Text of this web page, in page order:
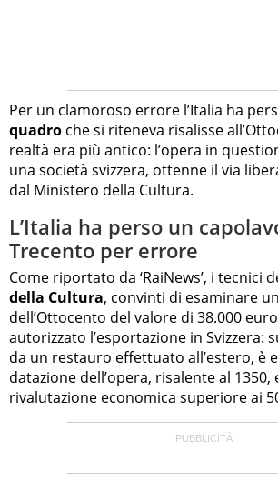
Per un clamoroso errore l’Italia ha
quadro che si riteneva risalisse
realtà era più antico: l’opera in
una società svizzera, ottenne il via
dal Ministero della Cultura.
L’Italia ha perso un
Trecento per errore
Come riportato da ‘RaiNews’, i tecnici
della Cultura, convinti di esaminare
dell’Ottocento del valore di 38.000
autorizzato l’esportazione in Svizzera:
da un restauro effettuato all’estero, è
datazione dell’opera, risalente al
rivalutazione economica superiore ai